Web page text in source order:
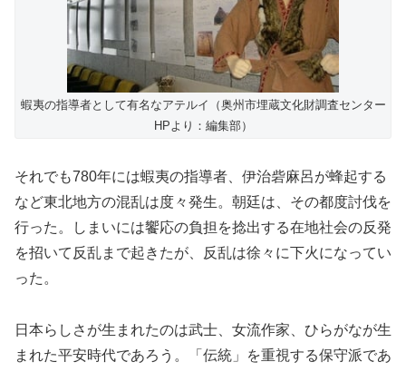
蝦夷の指導者として有名なアテルイ（奥州市埋蔵文化財調査センター
HPより：編集部）
それでも780年には蝦夷の指導者、伊治砦麻呂が蜂起する
など東北地方の混乱は度々発生。朝廷は、その都度討伐を
行った。しまいには饗応の負担を捻出する在地社会の反発
を招いて反乱まで起きたが、反乱は徐々に下火になってい
った。
日本らしさが生まれたのは武士、女流作家、ひらがなが生
まれた平安時代であろう。「伝統」を重視する保守派であ